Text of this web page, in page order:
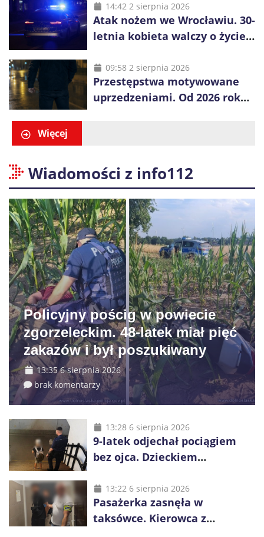
14:42 2 sierpnia 2026
Atak nożem we Wrocławiu. 30-
letnia kobieta walczy o życie,
obywatela Ukrainy
09:58 2 sierpnia 2026
Przestępstwa motywowane
uprzedzeniami. Od 2026 roku
Więcej
Wiadomości z info112
Policyjny pościg w powiecie
zgorzeleckim. 48-latek miał pięć
zakazów i był poszukiwany
13:35 6 sierpnia 2026
brak komentarzy
13:28 6 sierpnia 2026
9-latek odjechał pociągiem
bez ojca. Dzieckiem
i kierownik składu
13:22 6 sierpnia 2026
Pasażerka zasnęła w
taksówce. Kierowca z